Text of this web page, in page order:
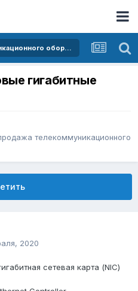
Покупка и продажа телекоммуникационного оборудования
гигабитные
телекоммуникационного
2020
сетевая карта (NIC)